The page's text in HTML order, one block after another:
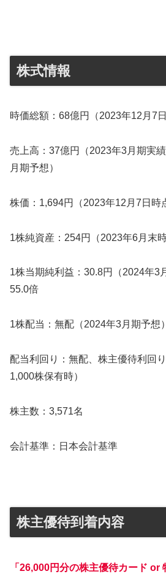
株式情報
時価総額：68億円（2023年12月7日
売上高：37億円（2023年3月期実
月期予想）
株価：1,694円（2023年12月7日時
1株純資産：254円（2023年6月末
1株当期純利益：30.8円（2024年3
55.0倍
1株配当：無配（2024年3月期予想
配当利回り：無配、株主優待利回
1,000株保有時）
株主数：3,571名
会計基準：日本会計基準
株主優待到着内容
「26,000円分の株主優待カード or